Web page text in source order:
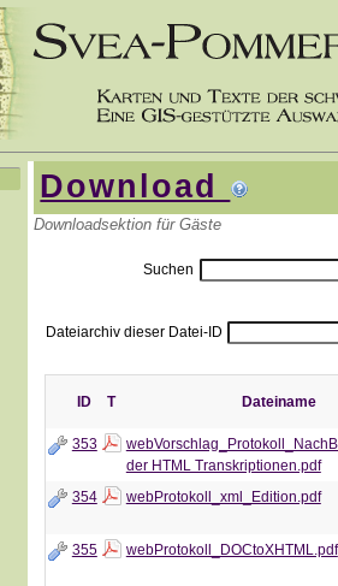
Download
Downloadsektion für Gäste
Suchen
Dateiarchiv dieser Datei-ID
ID T Dateiname
353
der HTML Transkriptionen.pdf
354
webProtokoll_xml_Edition.pdf
355 webProtokoll_DOCtoXHTML.pdf